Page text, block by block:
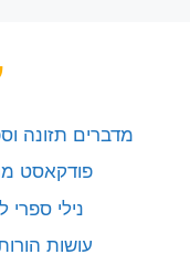
מדברים תזונה
פודקאסט
נילי ספרי
עושות